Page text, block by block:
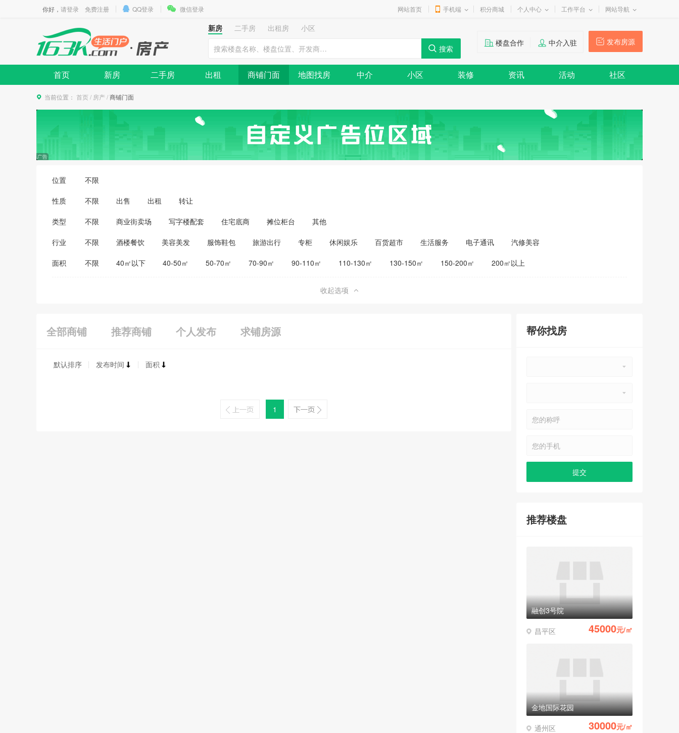
你好， 请登录 免费注册 QQ登录 微信登录 网站首页 手机端 积分商城 个人中心 工作平台 网站导航
新房 二手房 出租房
小区
发布房源
楼盘合作 中介入驻
首页 新房 二手房 出租 商铺门面 地图找房 中介 小区 装修 资讯 活动 社区
当前位置： 首页 / 房产/商铺门面
位置 不限
性质 不限 出售 出租 转让
类型 不限 商业街卖场 写字楼配套 住宅底商 摊位柜台 其他
行业 不限 酒楼餐饮 美容美发 服饰鞋包 旅游出行 专柜 休闲娱乐 百货超市 生活服务 电子通讯
汽修美容
医药保健
家居建材
面积 不限 40㎡以下 40-50㎡ 50-70㎡ 70-90㎡ 90-110㎡ 110-130㎡ 130-150㎡ 150-200㎡ 200㎡以上
收起选项
全部商铺 推荐商铺 个人发布 求铺房源
默认排序 发布时间 面积
1
帮你找房
推荐楼盘
融创3号院
昌平区 45000元/㎡
金地国际花园
通州区 30000元/㎡